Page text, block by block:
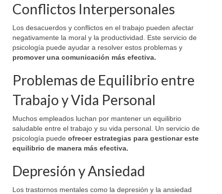
Conflictos Interpersonales
Los desacuerdos y conflictos en el trabajo pueden afectar
negativamente la moral y la productividad. Este servicio de
psicología puede ayudar a resolver estos problemas y
promover una comunicación más efectiva.
Problemas de Equilibrio entre
Trabajo y Vida Personal
Muchos empleados luchan por mantener un equilibrio
saludable entre el trabajo y su vida personal. Un servicio de
psicología puede ofrecer estrategias para gestionar este
equilibrio de manera más efectiva.
Depresión y Ansiedad
Los trastornos mentales como la depresión y la ansiedad